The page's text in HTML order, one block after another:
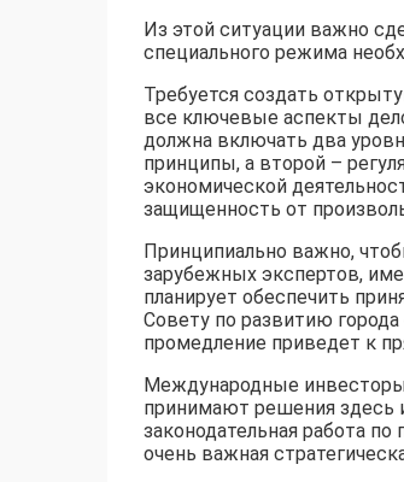
Из этой ситуации важно
специального режима
Требуется создать
все ключевые аспекты
должна включать два
принципы, а второй –
экономической
защищенность от
Принципиально важно,
зарубежных экспертов,
планирует обеспечить
Совету по развитию
промедление приведет к
Международные
принимают решения здесь
законодательная работа
очень важная